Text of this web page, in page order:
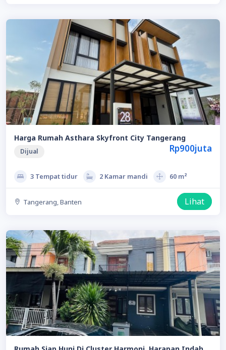
Harga Rumah Asthara Skyfront City Tangerang
Dijual Rp900juta
3 Tempat tidur 2 Kamar mandi 60 m²
Tangerang, Banten Lihat